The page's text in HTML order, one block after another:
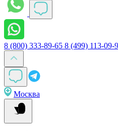
8 (800) 333-89-65 8 (499) 113-09-
Москва